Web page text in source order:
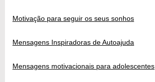
Motivação para seguir os seus sonhos
Mensagens Inspiradoras de Autoajuda
Mensagens motivacionais para adolescentes